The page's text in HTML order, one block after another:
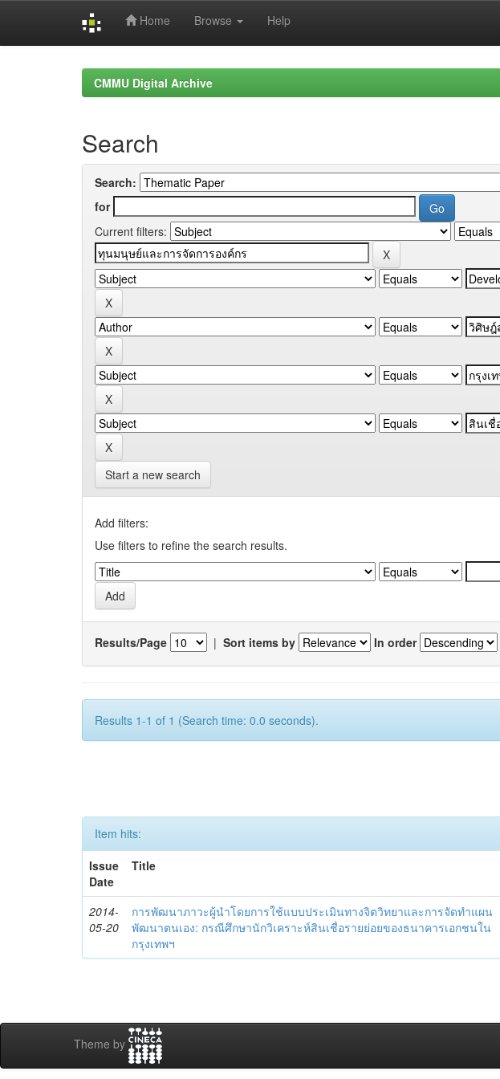
Home Browse Help
CMMU Digital Archive
Search
Search:
for
Current filters:
Start a new search
Add filters:
Use filters to refine the search results.
Results/Page | Sort items by In order
Results 1-1 of 1 (Search time: 0.0 seconds).
Item hits:
Issue
Date
Title
2014-
05-20
การพัฒนาภาวะผู้นำโดยการใช้แบบประเมินทางจิตวิทยาและการจัดทำแผน
พัฒนาตนเอง: กรณีศึกษานักวิเคราะห์สินเชื่อรายย่อยของธนาคารเอกชนใน
กรุงเทพฯ
Theme by